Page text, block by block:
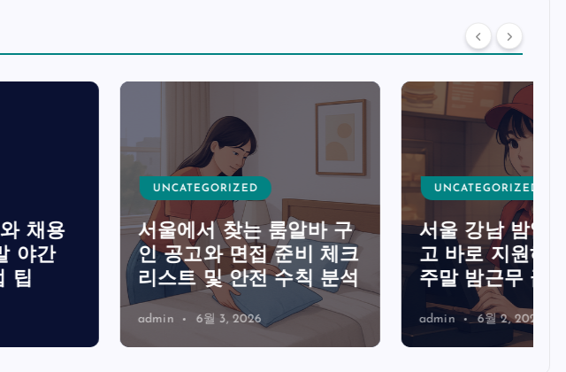
서울에서 찾는 룸알바 구
인 공고와 면접 준비 체크
리스트 및 안전 수칙 분석
서울 강남 밤알바 모집 공
고 바로 지원하는 방법과
주말 밤근무 급여 비교
admin 6월 2, 2026